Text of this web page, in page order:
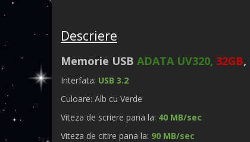
Descriere
Memorie USB ADATA UV320, 32GB,
Interfata: USB 3.2
Culoare: Alb cu Verde
Viteza de scriere pana la: 40 MB/sec
Viteza de citire pana la: 90 MB/sec